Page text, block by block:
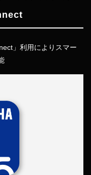
」利用によりスマー